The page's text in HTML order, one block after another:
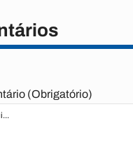
(Obrigatório)